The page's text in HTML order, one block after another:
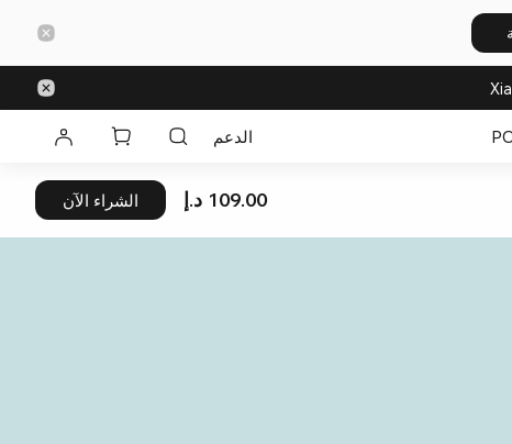
الدعم
109.00 د.إ الشراء الآن